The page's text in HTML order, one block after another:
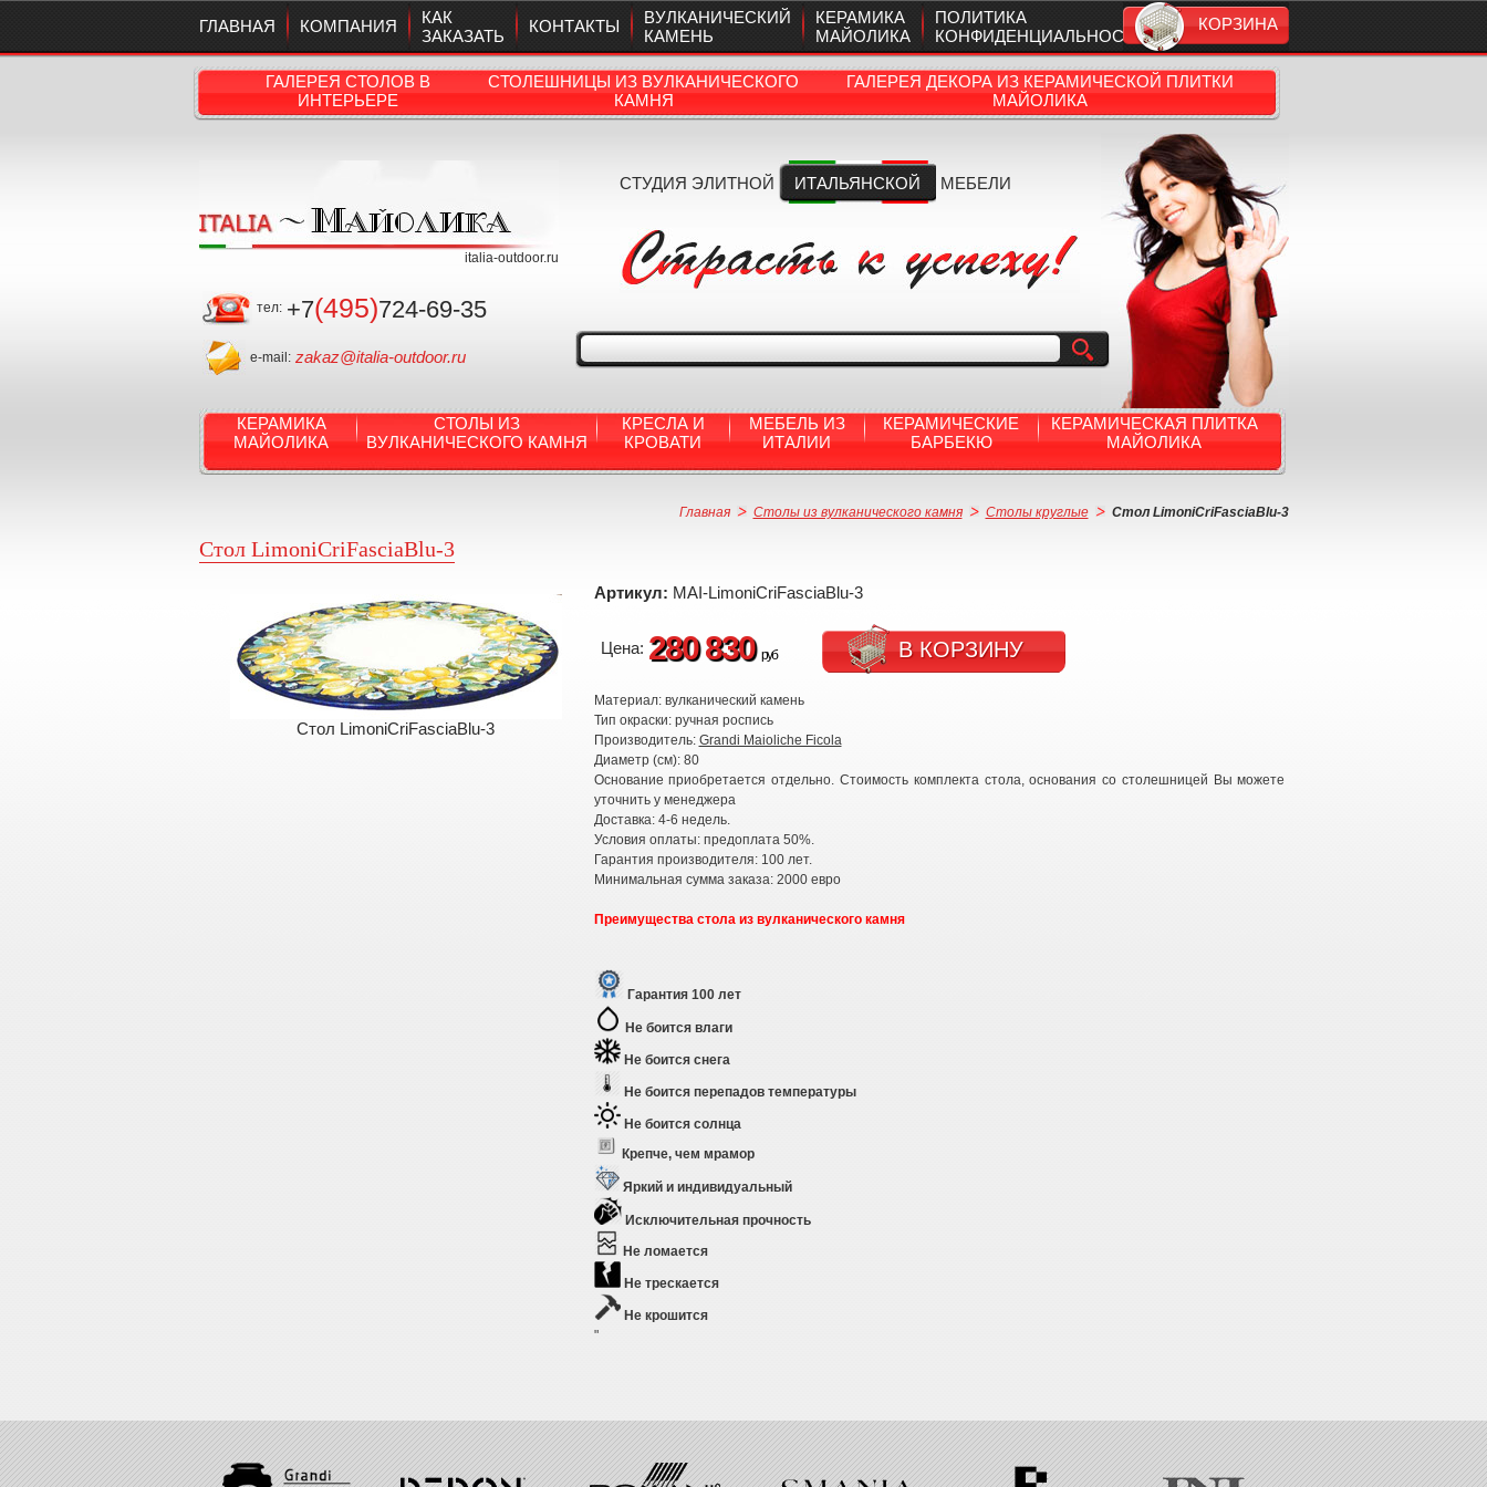
КОРЗИНА
ГЛАВНАЯ КОМПАНИЯ
КАК
ЗАКАЗАТЬ
КОНТАКТЫ
ВУЛКАНИЧЕСКИЙ
КАМЕНЬ
КЕРАМИКА
МАЙОЛИКА
ПОЛИТИКА
КОНФИДЕНЦИАЛЬНОСТИ
ГАЛЕРЕЯ СТОЛОВ В
ИНТЕРЬЕРЕ
СТОЛЕШНИЦЫ ИЗ ВУЛКАНИЧЕСКОГО
КАМНЯ
ГАЛЕРЕЯ ДЕКОРА ИЗ КЕРАМИЧЕСКОЙ ПЛИТКИ
МАЙОЛИКА
italia-outdoor.ru
тел: +7(495)724-69-35
e-mail: zakaz@italia-outdoor.ru
СТУДИЯ ЭЛИТНОЙ ИТАЛЬЯНСКОЙ МЕБЕЛИ
КЕРАМИКА
МАЙОЛИКА
СТОЛЫ ИЗ
ВУЛКАНИЧЕСКОГО КАМНЯ
КРЕСЛА И
КРОВАТИ
МЕБЕЛЬ ИЗ
ИТАЛИИ
КЕРАМИЧЕСКИЕ
БАРБЕКЮ
КЕРАМИЧЕСКАЯ ПЛИТКА
МАЙОЛИКА
Главная Столы из вулканического камня Столы круглые Стол LimoniCriFasciaBlu-3
Стол LimoniCriFasciaBlu-3
Стол LimoniCriFasciaBlu-3
Артикул: MAI-LimoniCriFasciaBlu-3
Цена: 280 830 руб В КОРЗИНУ
Материал: вулканический камень
Тип окраски: ручная роспись
Производитель: Grandi Maioliche Ficola
Диаметр (см): 80
Основание приобретается отдельно. Стоимость комплекта стола, основания со столешницей Вы можете
уточнить у менеджера
Доставка: 4-6 недель.
Условия оплаты: предоплата 50%.
Гарантия производителя: 100 лет.
Минимальная сумма заказа: 2000 евро
Преимущества стола из вулканического камня
Гарантия 100 лет
Не боится влаги
Не боится снега
Не боится перепадов температуры
Не боится солнца
Крепче, чем мрамор
Яркий и индивидуальный
Исключительная прочность
Не ломается
Не трескается
Не крошится
"